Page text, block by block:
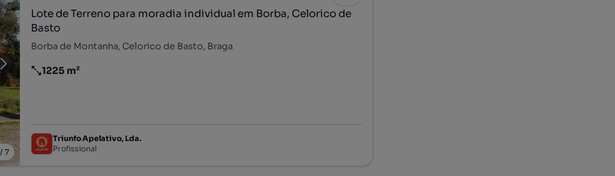
7
Lote de Terreno para moradia individual em Borba, Celorico de
Basto
Borba de Montanha, Celorico de Basto, Braga
Preço por metro quadrado
1225 m²
Triunfo Apelativo, Lda.
Profissional